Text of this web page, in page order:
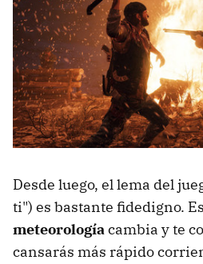
Desde luego, el lema del
ti") es bastante fidedigno.
meteorologíacambia y te
cansarás más rápido